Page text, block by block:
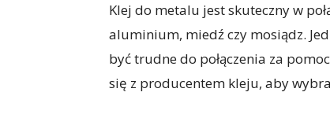
Klej do metalu jest skuteczny w
aluminium, miedź czy mosiądz.
być trudne do połączenia za
się z producentem kleju, aby